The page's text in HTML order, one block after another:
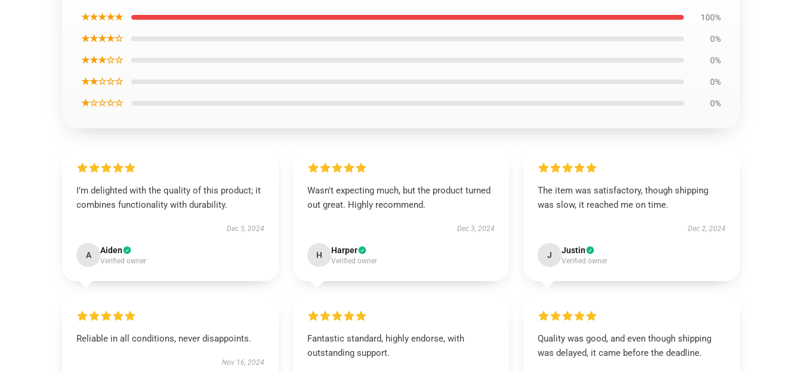
★★★★★ 100%
★★★★☆ 0%
★★★☆☆ 0%
★★☆☆☆ 0%
★☆☆☆☆ 0%
I’m delighted with the quality of this product; it
combines functionality with durability.
Dec 5, 2024
A Aiden
Verified owner
Wasn't expecting much, but the product turned
out great. Highly recommend.
Dec 3, 2024
H Harper
Verified owner
The item was satisfactory, though shipping
was slow, it reached me on time.
Dec 2, 2024
J Justin
Verified owner
Reliable in all conditions, never disappoints.
Nov 16, 2024
Fantastic standard, highly endorse, with
outstanding support.
Quality was good, and even though shipping
was delayed, it came before the deadline.